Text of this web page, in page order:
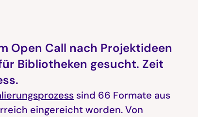
Open Call nach Projektideen
Bibliotheken gesucht. Zeit
sind 66 Formate aus
eingereicht worden. Von